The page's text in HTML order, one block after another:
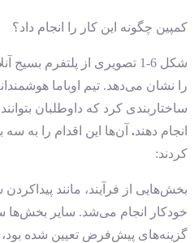
کمپین چگونه این کار را انجام داد؟
را نشان می‌دهد. تیم اوباما
ساختاربندی کرد که داوطلبان
انجام دهند. آن‌ها این اقدام را به
کردند:
بخش‌هایی از فرآیند، مانند
خودکار انجام می‌شد. سایر بخش‌ها
گزینه‌های پیش‌فرض تعیین شده بود،